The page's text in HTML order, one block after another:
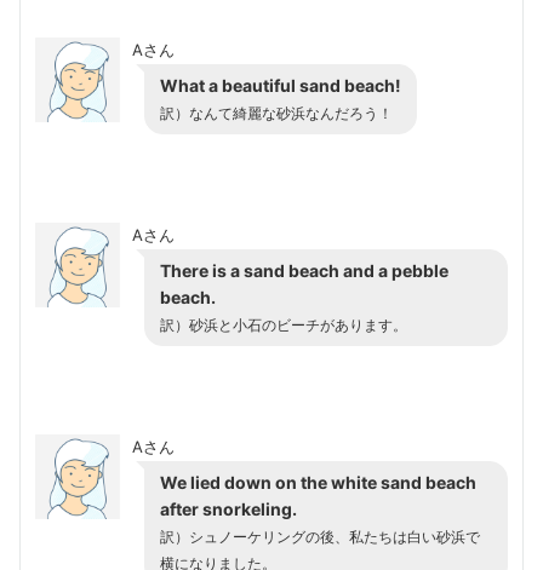
Aさん
What a beautiful sand beach!
訳）なんて綺麗な砂浜なんだろう！
Aさん
There is a sand beach and a pebble
beach.
訳）砂浜と小石のビーチがあります。
Aさん
We lied down on the white sand beach
after snorkeling.
訳）シュノーケリングの後、私たちは白い砂浜で
横になりました。